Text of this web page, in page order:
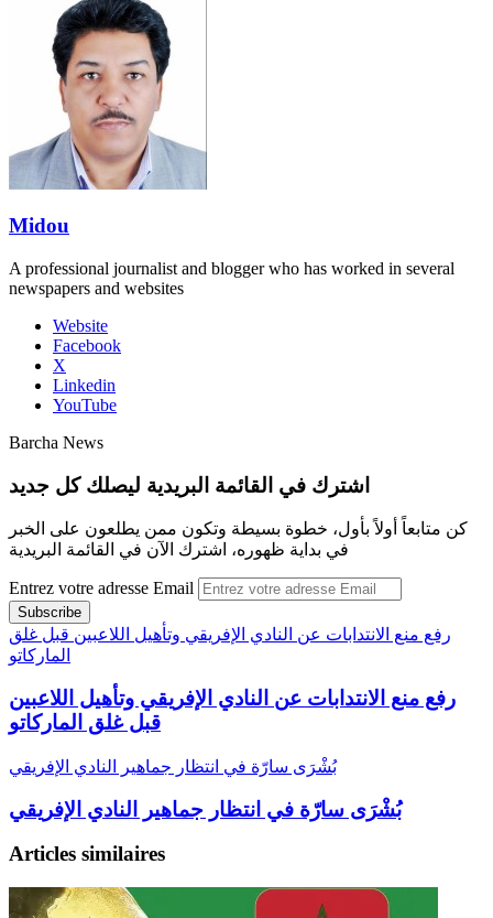
Midou
A professional journalist and blogger who has worked in several
newspapers and websites
Website
Facebook
X
Linkedin
YouTube
Barcha News
اشترك في القائمة البريدية ليصلك كل جديد
كن متابعاً أولاً بأول، خطوة بسيطة وتكون ممن يطلعون على الخبر
في بداية ظهوره، اشترك الآن في القائمة البريدية
Entrez votre adresse Email
رفع منع الانتدابات عن النادي الإفريقي وتأهيل اللاعبين قبل غلق
الماركاتو
رفع منع الانتدابات عن النادي الإفريقي وتأهيل اللاعبين
قبل غلق الماركاتو
بُشْرَى سارّة في انتظار جماهير النادي الإفريقي
بُشْرَى سارّة في انتظار جماهير النادي الإفريقي
Articles similaires